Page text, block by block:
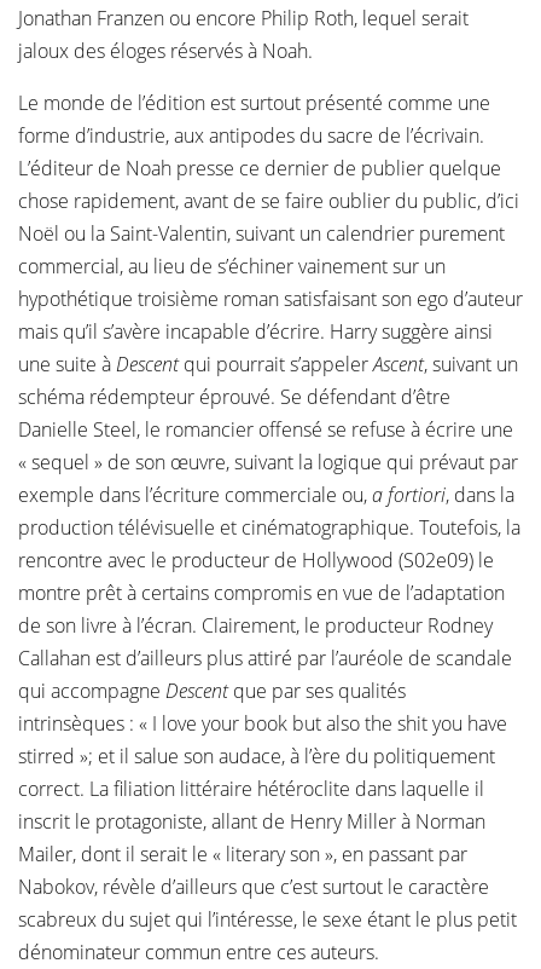
Jonathan Franzen ou encore Philip Roth, lequel serait
jaloux des éloges réservés à Noah.
Le monde de l’édition est surtout présenté comme une
forme d’industrie, aux antipodes du sacre de l’écrivain.
L’éditeur de Noah presse ce dernier de publier quelque
chose rapidement, avant de se faire oublier du public, d’ici
Noël ou la Saint-Valentin, suivant un calendrier purement
commercial, au lieu de s’échiner vainement sur un
hypothétique troisième roman satisfaisant son ego d’auteur
mais qu’il s’avère incapable d’écrire. Harry suggère ainsi
une suite àDescentqui pourrait s’appelerAscent, suivant un
schéma rédempteur éprouvé. Se défendant d’être
Danielle Steel, le romancier offensé se refuse à écrire une
« sequel » de son œuvre, suivant la logique qui prévaut par
exemple dans l’écriture commerciale ou,a fortiori, dans la
production télévisuelle et cinématographique. Toutefois, la
rencontre avec le producteur de Hollywood (S02e09) le
montre prêt à certains compromis en vue de l’adaptation
de son livre à l’écran. Clairement, le producteur Rodney
Callahan est d’ailleurs plus attiré par l’auréole de scandale
qui accompagne Descentque par ses qualités
intrinsèques : « I love your book but also the shit you have
stirred »; et il salue son audace, à l’ère du politiquement
correct. La filiation littéraire hétéroclite dans laquelle il
inscrit le protagoniste, allant de Henry Miller à Norman
Mailer, dont il serait le « literary son », en passant par
Nabokov, révèle d’ailleurs que c’est surtout le caractère
scabreux du sujet qui l’intéresse, le sexe étant le plus petit
dénominateur commun entre ces auteurs.